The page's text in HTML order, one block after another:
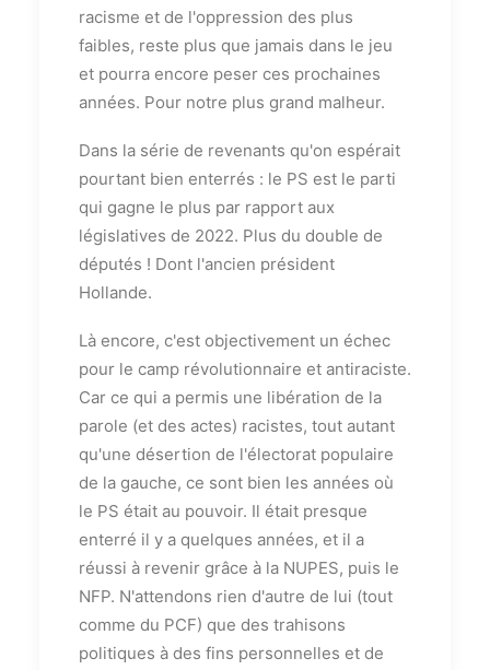
racisme et de l'oppression des plus
faibles, reste plus que jamais dans le jeu
et pourra encore peser ces prochaines
années. Pour notre plus grand malheur.
Dans la série de revenants qu'on espérait
pourtant bien enterrés : le PS est le parti
qui gagne le plus par rapport aux
législatives de 2022. Plus du double de
députés ! Dont l'ancien président
Hollande.
Là encore, c'est objectivement un échec
pour le camp révolutionnaire et antiraciste.
Car ce qui a permis une libération de la
parole (et des actes) racistes, tout autant
qu'une désertion de l'électorat populaire
de la gauche, ce sont bien les années où
le PS était au pouvoir. Il était presque
enterré il y a quelques années, et il a
réussi à revenir grâce à la NUPES, puis le
NFP. N'attendons rien d'autre de lui (tout
comme du PCF) que des trahisons
politiques à des fins personnelles et de